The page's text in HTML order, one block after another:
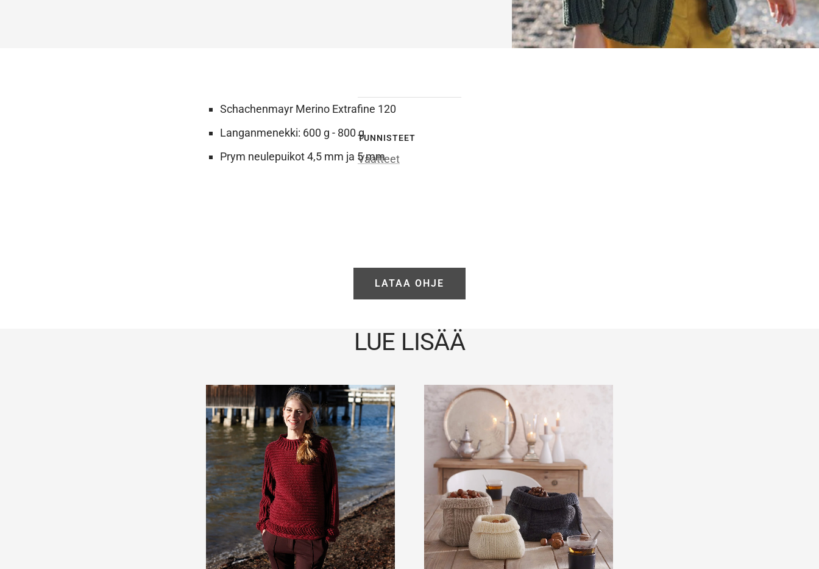
TUNNISTEET
Vaatteet
Schachenmayr Merino Extrafine 120
Langanmenekki: 600 g - 800 g
Prym neulepuikot 4,5 mm ja 5 mm
LATAA OHJE
LUE LISÄÄ